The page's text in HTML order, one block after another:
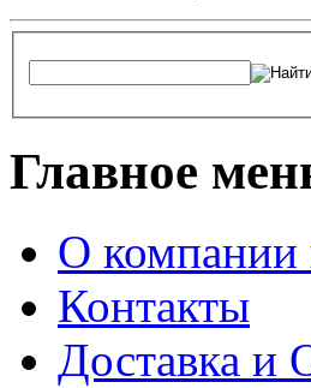
Главное
О компании
Контакты
Доставка и